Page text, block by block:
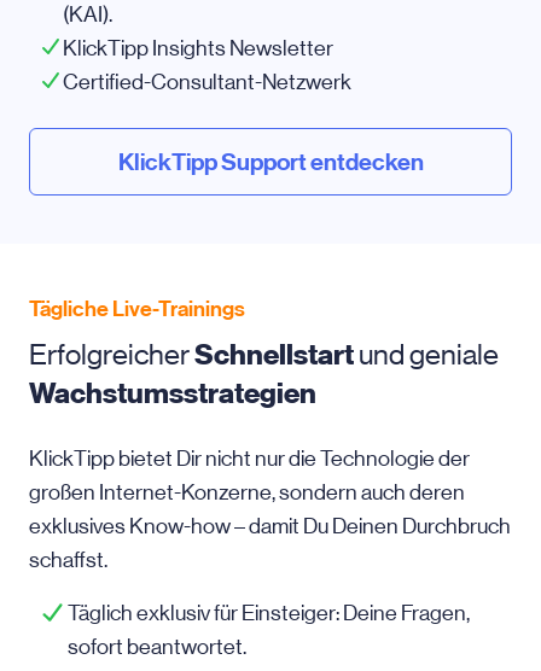
(KAI).
KlickTipp Insights Newsletter
Certified-Consultant-Netzwerk
KlickTipp Support entdecken
Tägliche Live-Trainings
ErfolgreicherSchnellstartund geniale
Wachstumsstrategien
KlickTipp bietet Dir nicht nur die Technologie der
großen Internet-Konzerne, sondern auch deren
exklusives Know-how – damit Du Deinen Durchbruch
schaffst.
Täglich exklusiv für Einsteiger: Deine Fragen,
sofort beantwortet.